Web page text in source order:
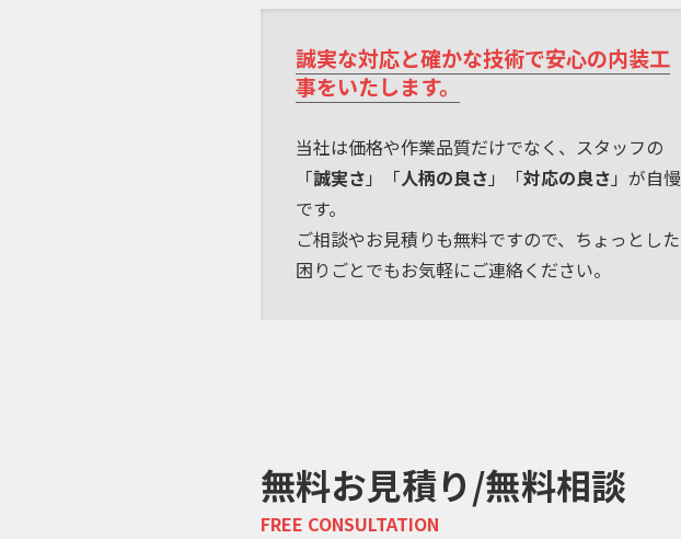
誠実な対応と確かな技術で安心の内装工
事をいたします。
当社は価格や作業品質だけでなく、スタッフの
「誠実さ 」「人柄の良さ 」「対応の良さ 」が自慢
です。
ご相談やお見積りも無料ですので、ちょっとした
困りごとでもお気軽にご連絡ください。
無料お見積り/無料相談
FREE CONSULTATION